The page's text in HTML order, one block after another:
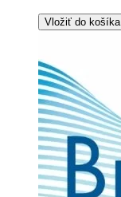
Vložiť do košíka